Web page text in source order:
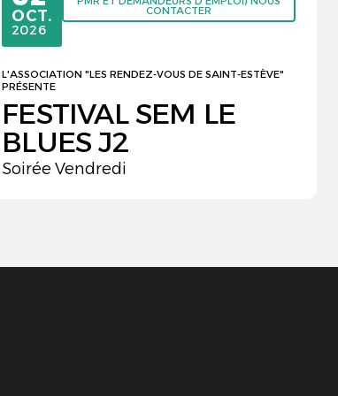
OCTOBRE
OCT.
2026
CONTACTER
L'ASSOCIATION "LES RENDEZ-VOUS DE SAINT-ESTÈVE"
PRÉSENTE
FESTIVAL SEM LE
BLUES J2
Soirée Vendredi